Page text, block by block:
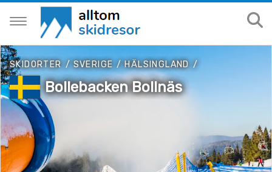
SKIDORTER /SVERIGE /HÄLSINGLAND /
Bollebacken Bollnäs